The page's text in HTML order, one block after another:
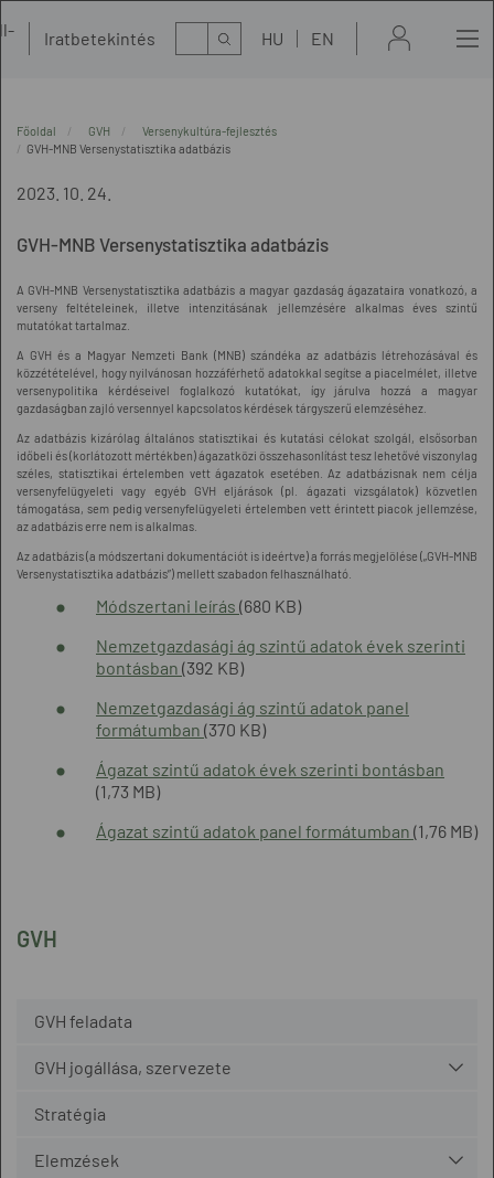
Iratbetekintés Kereső HU EN
GVH
GVH feladata
GVH jogállása, szervezete
Stratégia
Elemzések
Főoldal GVH
Versenykultúra-fejlesztés
GVH-MNB Versenystatisztika adatbázis
2023. 10. 24.
GVH-MNB Versenystatisztika adatbázis
A GVH-MNB Versenystatisztika adatbázis a magyar gazdaság ágazataira vonatkozó, a
verseny feltételeinek, illetve intenzitásának jellemzésére alkalmas éves szintű
mutatókat tartalmaz.
A GVH és a Magyar Nemzeti Bank (MNB) szándéka az adatbázis létrehozásával és
közzétételével, hogy nyilvánosan hozzáférhető adatokkal segítse a piacelmélet, illetve
versenypolitika kérdéseivel foglalkozó kutatókat, így járulva hozzá a magyar
gazdaságban zajló versennyel kapcsolatos kérdések tárgyszerű elemzéséhez.
Az adatbázis kizárólag általános statisztikai és kutatási célokat szolgál, elsősorban
időbeli és (korlátozott mértékben) ágazatközi összehasonlítást tesz lehetővé viszonylag
széles, statisztikai értelemben vett ágazatok esetében. Az adatbázisnak nem célja
versenyfelügyeleti vagy egyéb GVH eljárások (pl. ágazati vizsgálatok) közvetlen
támogatása, sem pedig versenyfelügyeleti értelemben vett érintett piacok jellemzése,
az adatbázis erre nem is alkalmas.
Az adatbázis (a módszertani dokumentációt is ideértve) a forrás megjelölése („GVH-MNB
Versenystatisztika adatbázis”) mellett szabadon felhasználható.
Módszertani leírás (680 KB)
Nemzetgazdasági ág szintű adatok évek szerinti
bontásban (392 KB)
Nemzetgazdasági ág szintű adatok panel
formátumban (370 KB)
Ágazat szintű adatok évek szerinti bontásban
(1,73 MB)
Ágazat szintű adatok panel formátumban (1,76 MB)